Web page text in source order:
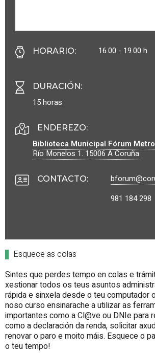
HORARIO: 16.00 - 19.00 h
DURACIÓN:
15 horas
ENDEREZO:
Biblioteca Municipal Fórum
Río Monelos 1.15006A Coruña
CONTACTO:
981 184 298
Esquece as colas
Sintes que perdes tempo en colas e
xestionar todos os teus asuntos
rápida e sinxela desde o teu computador
noso curso ensinarache a utilizar as
importantes como a Cl@ve ou DNIe para
como a declaración da renda, solicitar
renovar o paro e moito máis. Esquece o
o teu tempo!